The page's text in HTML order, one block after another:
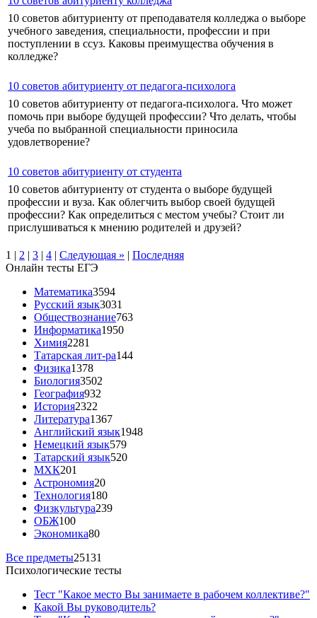
10 советов абитуриенту от преподавателя колледжа о выборе
учебного заведения, специальности, профессии и при
поступлении в ссуз. Каковы преимущества обучения в
колледже?
10 советов абитуриенту от педагога-психолога
10 советов абитуриенту от педагога-психолога. Что может
помочь при выборе будущей профессии? Что делать, чтобы
учеба по выбранной специальности приносила
удовлетворение?
10 советов абитуриенту от студента
10 советов абитуриенту от студента о выборе будущей
профессии и вуза. Как облегчить выбор своей будущей
профессии? Как определиться с местом учебы? Стоит ли
прислушиваться к мнению родителей и друзей?
1 | 2 | 3 | 4 | Следующая » | Последняя
Онлайн тесты ЕГЭ
Математика3594
Русский язык3031
Обществознание763
Информатика1950
Химия2281
Татарская лит-ра144
Физика1378
Биология3502
География932
История2322
Литература1367
Английский язык1948
Немецкий язык579
Татарский язык520
МХК201
Астрономия20
Технология180
Физкультура239
ОБЖ100
Экономика80
Все предметы25131
Психологические тесты
Тест "Какое место Вы занимаете в рабочем коллективе?"
Какой Вы руководитель?